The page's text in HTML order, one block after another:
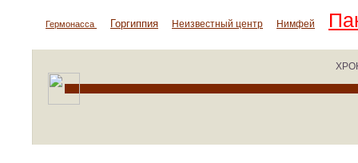
Гермонасса Горгиппия Неизвестный центр Нимфей